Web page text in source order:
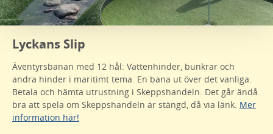
Lyckans Slip
Äventyrsbanan med 12 hål: Vattenhinder, bunkrar och
andra hinder i maritimt tema. En bana ut över det vanliga.
Betala och hämta utrustning i Skeppshandeln. Det går ändå
bra att spela om Skeppshandeln är stängd, då via länk. Mer
information här!